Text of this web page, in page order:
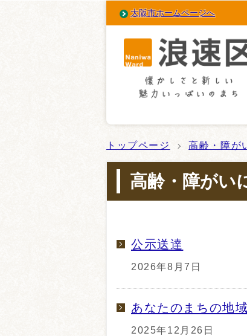
大阪市ホームページへ
トップページ 高齢・障が
高齢・障がい
公示送達
2026年8月7日
あなたのまちの地
2025年12月26日